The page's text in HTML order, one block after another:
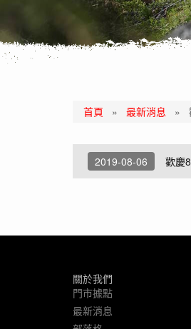
首頁 » 最新消息 »
2019-08-06 歡慶
關於我們
門市據點
最新消息